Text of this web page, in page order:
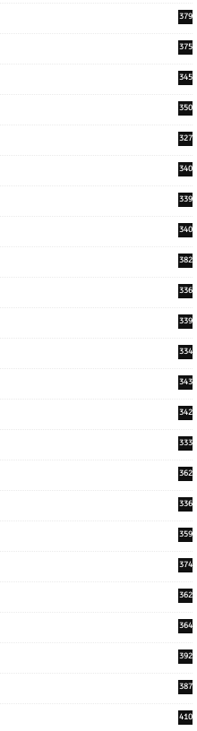
379
375
345
350
327
340
339
340
382
336
339
334
343
342
333
362
336
359
374
362
364
392
387
410